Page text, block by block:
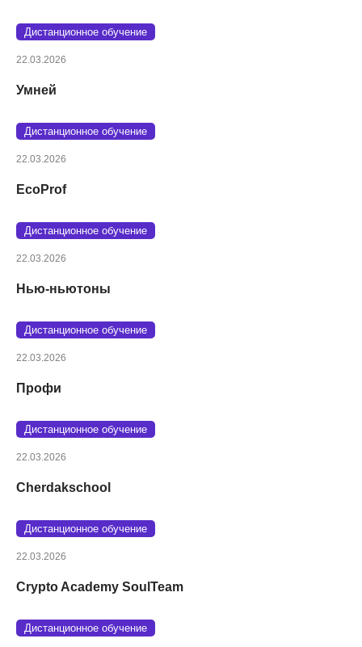
Дистанционное обучение
22.03.2026
Умней
Дистанционное обучение
22.03.2026
EcoProf
Дистанционное обучение
22.03.2026
Нью-ньютоны
Дистанционное обучение
22.03.2026
Профи
Дистанционное обучение
22.03.2026
Cherdakschool
Дистанционное обучение
22.03.2026
Crypto Academy SoulTeam
Дистанционное обучение